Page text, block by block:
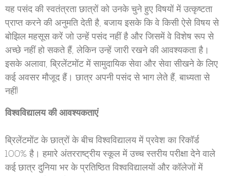
यह पसंद की स्वतंत्रता छात्रों को उनके चुने हुए विषयों में उत्कृष्टता
प्राप्त करने की अनुमति देती है, बजाय इसके कि वे किसी ऐसे विषय से
बोझिल महसूस करें जो उन्हें पसंद नहीं है और जिसमें वे विशेष रूप से
अच्छे नहीं हो सकते हैं, लेकिन उन्हें जारी रखने की आवश्यकता है।
इसके अलावा, ब्रिलेंटमोंट में सामुदायिक सेवा और सेवा सीखने के लिए
कई अवसर मौजूद हैं। छात्र अपनी पसंद से भाग लेते हैं, बाध्यता से
नहीं!
विश्वविद्यालय की आवश्यकताएं
ब्रिलेंटमोंट के छात्रों के बीच विश्वविद्यालय में प्रवेश का रिकॉर्ड
100% है। हमारे अंतरराष्ट्रीय स्कूल में उच्च स्तरीय परीक्षा देने वाले
कई छात्र दुनिया भर के प्रतिष्ठित विश्वविद्यालयों और कॉलेजों में